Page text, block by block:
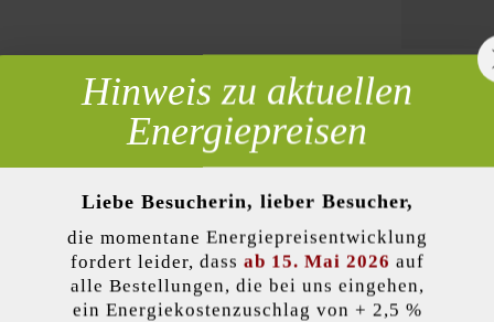
Zur
Produktbeschreibung
Hinweis zu aktuellen
Energiepreisen
Liebe Besucherin, lieber Besucher,
die momentane Energiepreisentwicklung
fordert leider, dass ab 15. Mai 2026 auf
alle Bestellungen, die bei uns eingehen,
ein Energiekostenzuschlag von + 2,5 %